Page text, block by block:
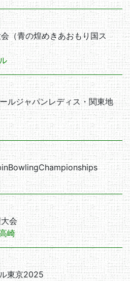
（青の煌めきあおもり国ス
ルジャパンレディス・関東地
会
崎
東京2025